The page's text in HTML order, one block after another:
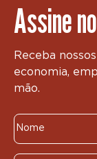
Assine
Receba
economia,
mão.